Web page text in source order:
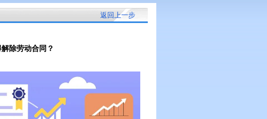
返回上一步
除劳动合同？